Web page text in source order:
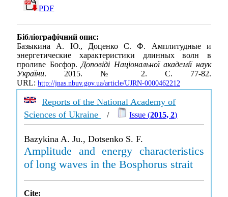
PDF
Бібліографічний опис:
Базыкина А. Ю., Доценко С. Ф. Амплитудные и
энергетические характеристики длинных волн в
проливе Босфор.Доповіді Національної академії наук
України. 2015. № 2. С. 77-82.
URL: http://jnas.nbuv.gov.ua/article/UJRN-0000462212
Reports of the National Academy of
Sciences of Ukraine
/ Issue (2015, 2)
Bazykina A. Ju., Dotsenko S. F.
Amplitude and energy characteristics
of long waves in the Bosphorus strait
Cite: